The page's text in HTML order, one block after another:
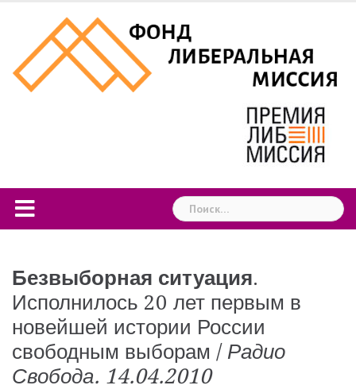
content
Найти:
Безвыборная ситуация.
Исполнилось 20 лет первым в
новейшей истории России
свободным выборам / Радио
Свобода. 14.04.2010